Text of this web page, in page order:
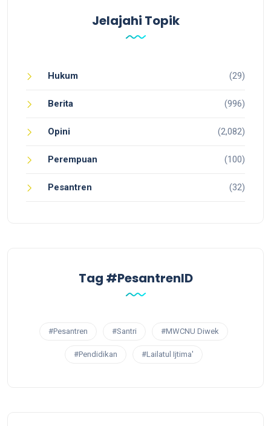
Jelajahi Topik
Hukum (29)
Berita (996)
Opini (2,082)
Perempuan (100)
Pesantren (32)
Tag #PesantrenID
#Pesantren #Santri #MWCNU Diwek
#Pendidikan #Lailatul Ijtima'